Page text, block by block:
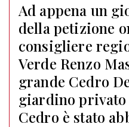
Ad appena un
della petizione
consigliere
Verde Renzo
grande Cedro
giardino
Cedro è stato